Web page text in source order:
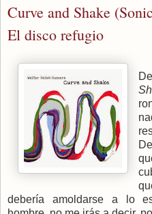
Curve and Shake
El disco refugio
debería amoldarse a lo